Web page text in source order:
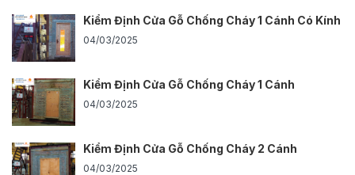
Kiểm Định Cửa Gỗ Chống Cháy 1 Cánh Có Kính
04/03/2025
Kiểm Định Cửa Gỗ Chống Cháy 1 Cánh
04/03/2025
Kiểm Định Cửa Gỗ Chống Cháy 2 Cánh
04/03/2025